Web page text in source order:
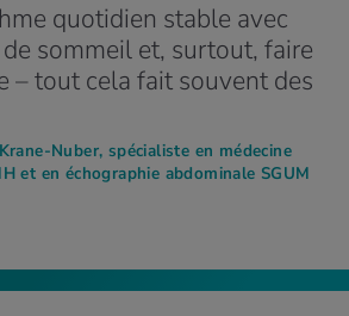
quotidien stable avec
sommeil et, surtout, faire
– tout cela fait souvent des
Nuber, spécialiste en médecine
et en échographie abdominale SGUM